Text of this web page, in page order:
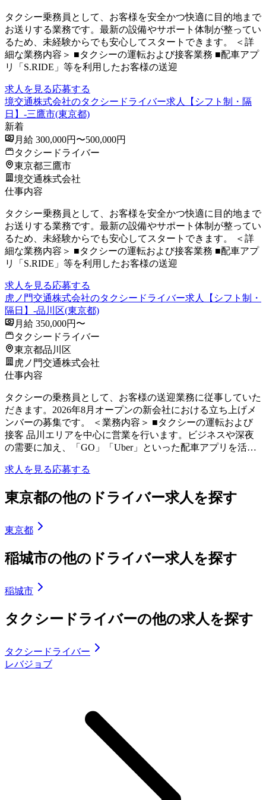
タクシー乗務員として、お客様を安全かつ快適に目的地まで
お送りする業務です。最新の設備やサポート体制が整ってい
るため、未経験からでも安心してスタートできます。 ＜詳
細な業務内容＞ ■タクシーの運転および接客業務 ■配車アプ
リ「S.RIDE」等を利用したお客様の送迎
求人を見る応募する
境交通株式会社のタクシードライバー求人【シフト制・隔
日】-三鷹市(東京都)
新着
月給 300,000円〜500,000円
タクシードライバー
東京都三鷹市
境交通株式会社
仕事内容
タクシー乗務員として、お客様を安全かつ快適に目的地まで
お送りする業務です。最新の設備やサポート体制が整ってい
るため、未経験からでも安心してスタートできます。 ＜詳
細な業務内容＞ ■タクシーの運転および接客業務 ■配車アプ
リ「S.RIDE」等を利用したお客様の送迎
求人を見る応募する
虎ノ門交通株式会社のタクシードライバー求人【シフト制・
隔日】-品川区(東京都)
月給 350,000円〜
タクシードライバー
東京都品川区
虎ノ門交通株式会社
仕事内容
タクシーの乗務員として、お客様の送迎業務に従事していた
だきます。2026年8月オープンの新会社における立ち上げメ
ンバーの募集です。 ＜業務内容＞ ■タクシーの運転および
接客 品川エリアを中心に営業を行います。ビジネスや深夜
の需要に加え、「GO」「Uber」といった配車アプリを活…
求人を見る応募する
東京都の他のドライバー求人を探す
東京都
稲城市の他のドライバー求人を探す
稲城市
タクシードライバーの他の求人を探す
タクシードライバー
レバジョブ